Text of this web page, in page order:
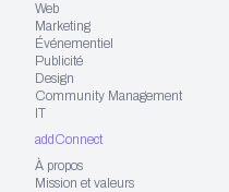
Web
Marketing
Événementiel
Publicité
Design
Community Management
IT
addConnect
À propos
Mission et valeurs